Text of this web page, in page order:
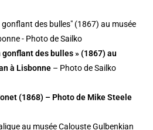
gonflant des bulles » (1867) au
à Lisbonne – Photo de Sailko
(1868) – Photo de Mike Steele